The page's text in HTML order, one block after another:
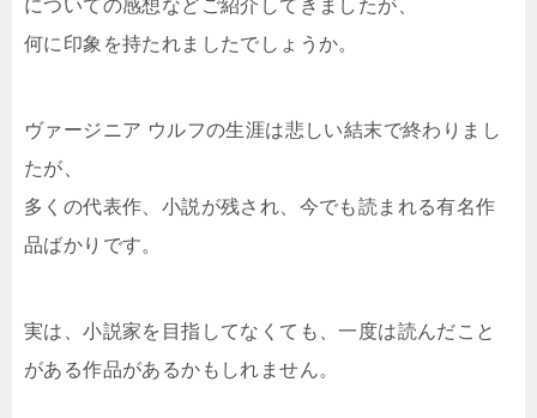
についての感想などご紹介してきましたが、
何に印象を持たれましたでしょうか。
ヴァージニア ウルフの生涯は悲しい結末で終わりまし
たが、
多くの代表作、小説が残され、今でも読まれる有名作
品ばかりです。
実は、小説家を目指してなくても、一度は読んだこと
がある作品があるかもしれません。